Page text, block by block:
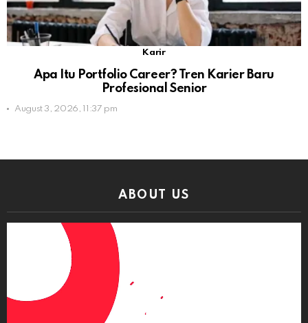
Karir
Apa Itu Portfolio Career? Tren Karier Baru
Profesional Senior
August 3, 2026, 11:37 pm
ABOUT US